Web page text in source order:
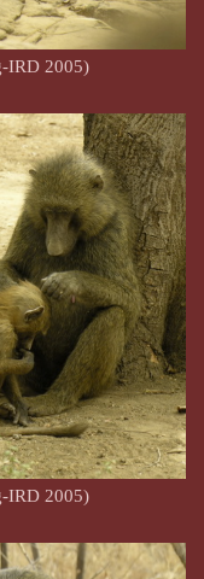
IRD 2005)
IRD 2005)